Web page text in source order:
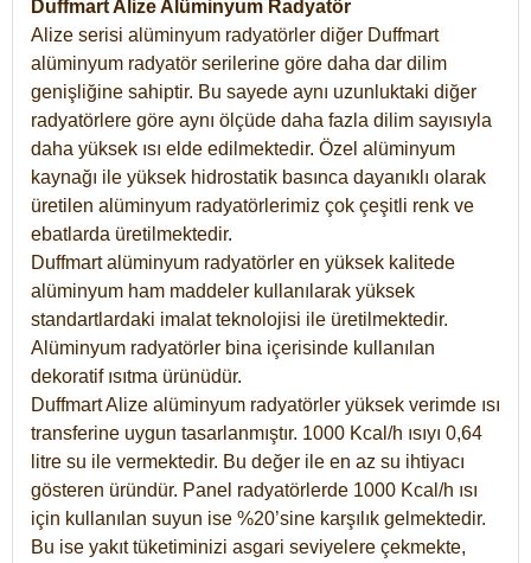
Duffmart Alize Alüminyum Radyatör
Alize serisi alüminyum radyatörler diğer Duffmart
alüminyum radyatör serilerine göre daha dar dilim
genişliğine sahiptir. Bu sayede aynı uzunluktaki diğer
radyatörlere göre aynı ölçüde daha fazla dilim sayısıyla
daha yüksek ısı elde edilmektedir. Özel alüminyum
kaynağı ile yüksek hidrostatik basınca dayanıklı olarak
üretilen alüminyum radyatörlerimiz çok çeşitli renk ve
ebatlarda üretilmektedir.
Duffmart alüminyum radyatörler en yüksek kalitede
alüminyum ham maddeler kullanılarak yüksek
standartlardaki imalat teknolojisi ile üretilmektedir.
Alüminyum radyatörler bina içerisinde kullanılan
dekoratif ısıtma ürünüdür.
Duffmart Alize alüminyum radyatörler yüksek verimde ısı
transferine uygun tasarlanmıştır. 1000 Kcal/h ısıyı 0,64
litre su ile vermektedir. Bu değer ile en az su ihtiyacı
gösteren üründür. Panel radyatörlerde 1000 Kcal/h ısı
için kullanılan suyun ise %20’sine karşılık gelmektedir.
Bu ise yakıt tüketiminizi asgari seviyelere çekmekte,